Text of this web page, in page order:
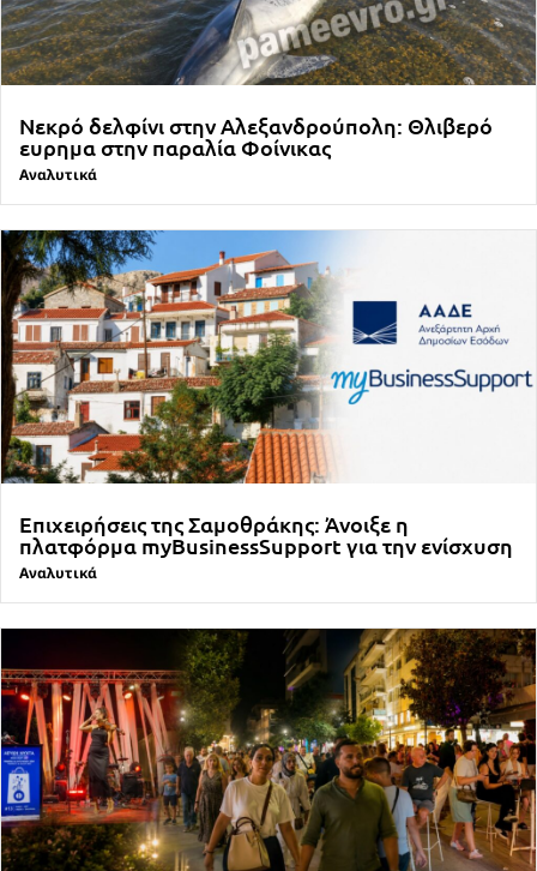
Νεκρό δελφίνι στην Αλεξανδρούπολη: Θλιβερό
ευρημα στην παραλία Φοίνικας
Αναλυτικά
Επιχειρήσεις της Σαμοθράκης: Άνοιξε η
πλατφόρμα myBusinessSupport για την ενίσχυση
Αναλυτικά